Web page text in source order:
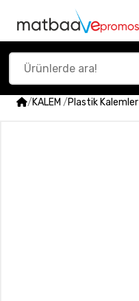
/KALEM /Plastik Kalemler